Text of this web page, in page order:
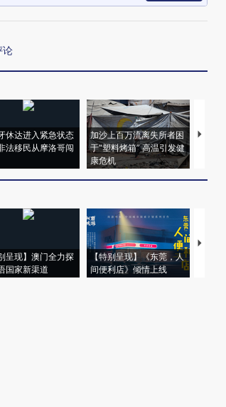
论
休达进入紧急状态
法移民从摩洛哥闯
加沙上百万流离失所者困
于“塑料烤箱” 高温引发健
康危机
视线
术：
心“花
呈现】澳门全力探
国家新渠道
【特别呈现】《东莞，人
间便利店》倾情上线
【推
会，